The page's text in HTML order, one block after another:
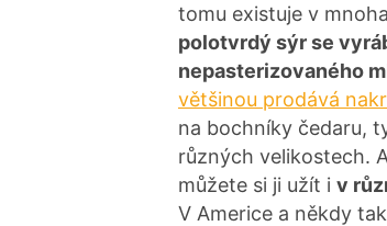
tomu existuje v
polotvrdý sýr se
nepasterizovaného
většinou prodává
na bochníky čedaru,
různých velikostech.
můžete si ji užít i v
V Americe a někdy